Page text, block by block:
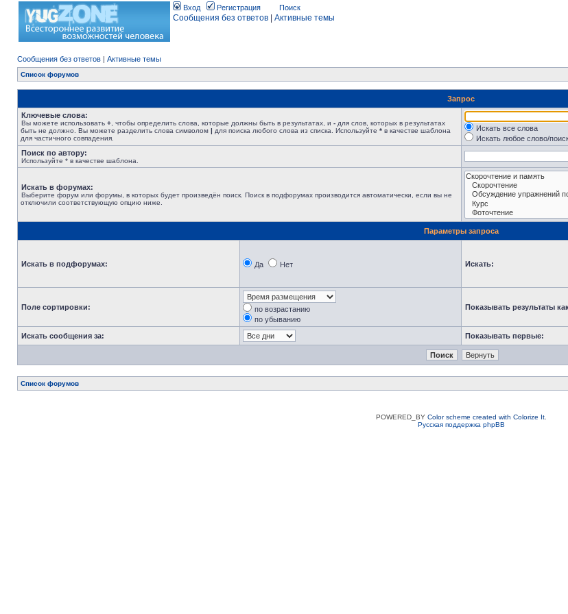
Вход Регистрация Поиск
Сообщения без ответов Активные темы
Сообщения без ответов | Активные темы
Список форумов
Запрос
Ключевые слова:
Вы можете использовать + , чтобы определить слова, которые должны быть в результатах, и - для слов, которых в результатах
быть не должно. Вы можете разделить слова символом | для поиска любого слова из списка. Используйте * в качестве шаблона
для частичного совпадения.
Искать все слова
Искать любое слово/
Поиск по автору:
Используйте * в качестве шаблона.
Искать в форумах:
Выберите форум или форумы, в которых будет произведён поиск. Поиск в подфорумах производится автоматически, если вы не
отключили соответствующую опцию ниже.
Параметры запроса
Искать в подфорумах: Да Нет Искать:
Поле сортировки:
по возрастанию
по убыванию
Показывать результаты
Искать сообщения за: Показывать первые:
Список форумов
POWERED_BY Color scheme created with Colorize It.
Русская поддержка phpBB